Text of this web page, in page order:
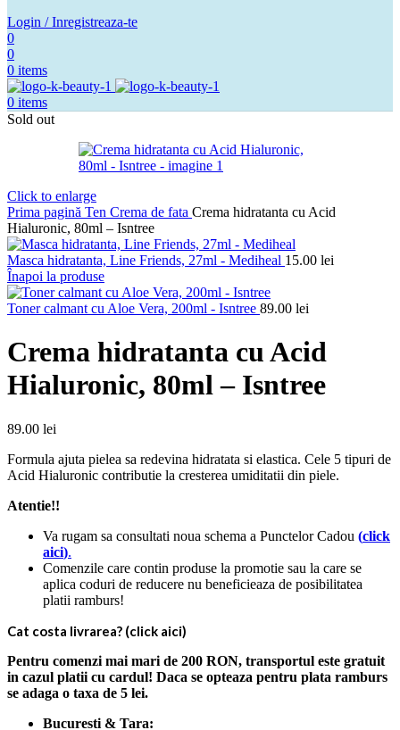
Login / Inregistreaza-te
0
0
0 items
0 items
Sold out
Click to enlarge
Prima pagină Ten Crema de fata Crema hidratanta cu Acid
Hialuronic, 80ml – Isntree
Masca hidratanta, Line Friends, 27ml - Mediheal 15.00 lei
Înapoi la produse
Toner calmant cu Aloe Vera, 200ml - Isntree 89.00 lei
Crema hidratanta cu Acid
Hialuronic, 80ml – Isntree
89.00 lei
Formula ajuta pielea sa redevina hidratata si elastica. Cele 5 tipuri de
Acid Hialuronic contributie la cresterea umiditatii din piele.
Atentie!!
Va rugam sa consultati noua schema a Punctelor Cadou (click
aici).
Comenzile care contin produse la promotie sau la care se
aplica coduri de reducere nu beneficieaza de posibilitatea
platii ramburs!
Cat costa livrarea? (click aici)
Pentru comenzi mai mari de 200 RON, transportul este gratuit
in cazul platii cu cardul! Daca se opteaza pentru plata ramburs
se adaga o taxa de 5 lei.
Bucuresti & Tara: